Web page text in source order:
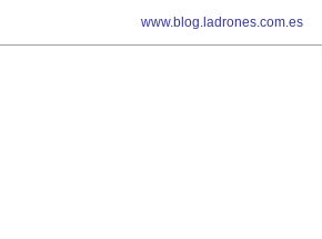
www.blog.ladrones.com.es